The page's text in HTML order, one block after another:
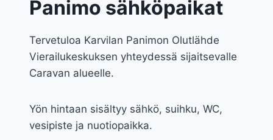
Panimo sähköpaikat
Tervetuloa Karvilan Panimon Olutlähde
Vierailukeskuksen yhteydessä sijaitsevalle
Caravan alueelle.
Yön hintaan sisältyy sähkö, suihku, WC,
vesipiste ja nuotiopaikka.